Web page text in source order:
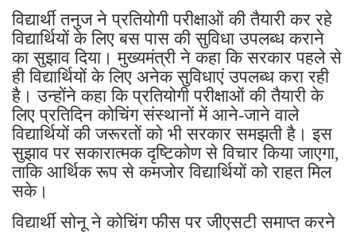
विद्यार्थी तनुज ने प्रतियोगी परीक्षाओं की तैयारी कर रहे
विद्यार्थियों के लिए बस पास की सुविधा उपलब्ध कराने
का सुझाव दिया। मुख्यमंत्री ने कहा कि सरकार पहले से
ही विद्यार्थियों के लिए अनेक सुविधाएं उपलब्ध करा रही
है। उन्होंने कहा कि प्रतियोगी परीक्षाओं की तैयारी के
लिए प्रतिदिन कोचिंग संस्थानों में आने-जाने वाले
विद्यार्थियों की जरूरतों को भी सरकार समझती है। इस
सुझाव पर सकारात्मक दृष्टिकोण से विचार किया जाएगा,
ताकि आर्थिक रूप से कमजोर विद्यार्थियों को राहत मिल
सके।
विद्यार्थी सोनू ने कोचिंग फीस पर जीएसटी समाप्त करने